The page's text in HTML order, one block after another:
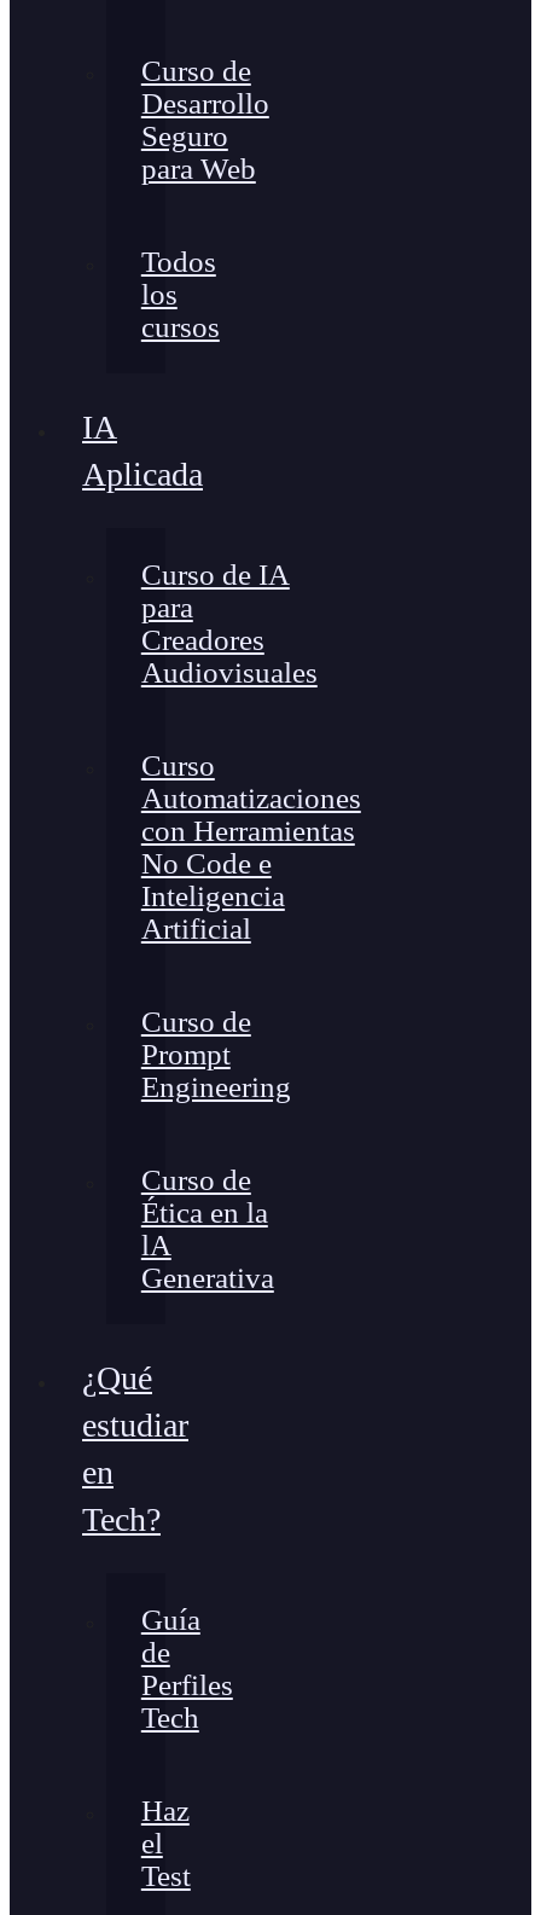
Curso de
Desarrollo
Seguro
para Web
Todos
los
cursos
IA
Aplicada
Curso de IA
para
Creadores
Audiovisuales
Curso
Automatizaciones
con Herramientas
No Code e
Inteligencia
Artificial
Curso de
Prompt
Engineering
Curso de
Ética en la
lA
Generativa
¿Qué
estudiar
en
Tech?
Guía
de
Perfiles
Tech
Haz
el
Test